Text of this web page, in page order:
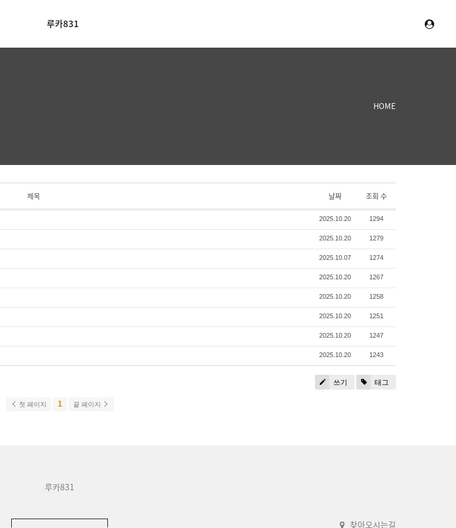
루카831
HOME
제목 날짜 조회 수
2025.10.20 1294
2025.10.20 1279
2025.10.07 1274
2025.10.20 1267
2025.10.20 1258
2025.10.20 1251
2025.10.20 1247
2025.10.20 1243
쓰기 태그
첫 페이지 1 끝 페이지
루카831
찾아오시는길